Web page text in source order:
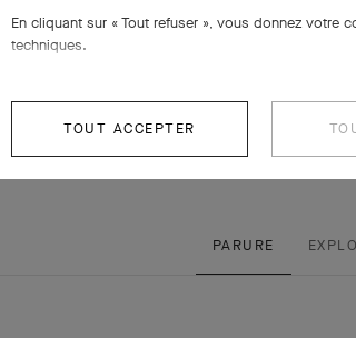
PARURE
En cliquant sur « Tout refuser », vous donnez votre
techniques.
TOUT ACCEPTER